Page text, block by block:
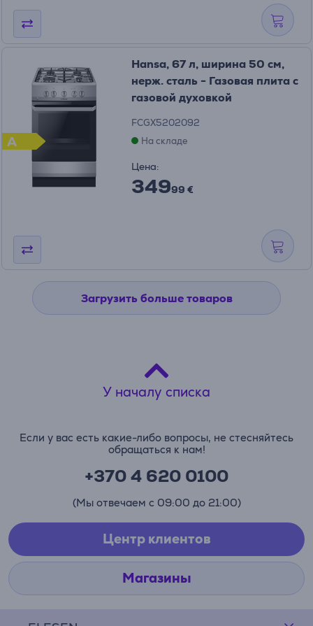
A
Hansa, 67 л, ширина 50 см,
нерж. сталь - Газовая плита с
газовой духовкой
FCGX5202092
На складе
Цена:
34999 €
Загрузить больше товаров
У началу списка
Если у вас есть какие-либо вопросы, не стесняйтесь
обращаться к нам!
+370 4 620 0100
(Мы отвечаем с 09:00 до 21:00)
Центр клиентов
Магазины